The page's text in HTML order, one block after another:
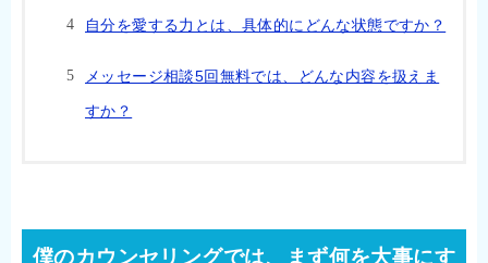
自分を愛する力とは、具体的にどんな状態ですか？
メッセージ相談5回無料では、どんな内容を扱えま
すか？
僕のカウンセリングでは、まず何を大事にす